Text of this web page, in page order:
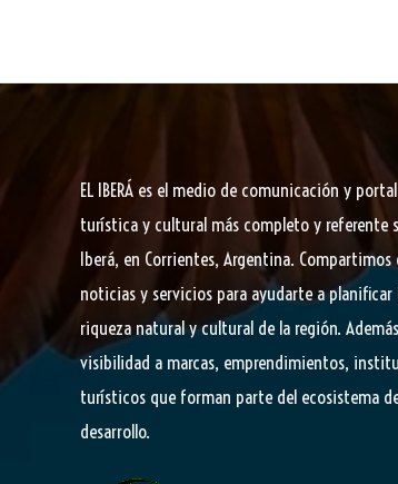
jueves
del
turismo
nacional
EL IBERÁ es el medio de comunicación y
turística y cultural más completo y referente
Iberá, en Corrientes, Argentina.
noticias y servicios para ayudarte a
riqueza natural y cultural de la región.
visibilidad a marcas, emprendimientos,
turísticos que forman parte del ecosistema
desarrollo.